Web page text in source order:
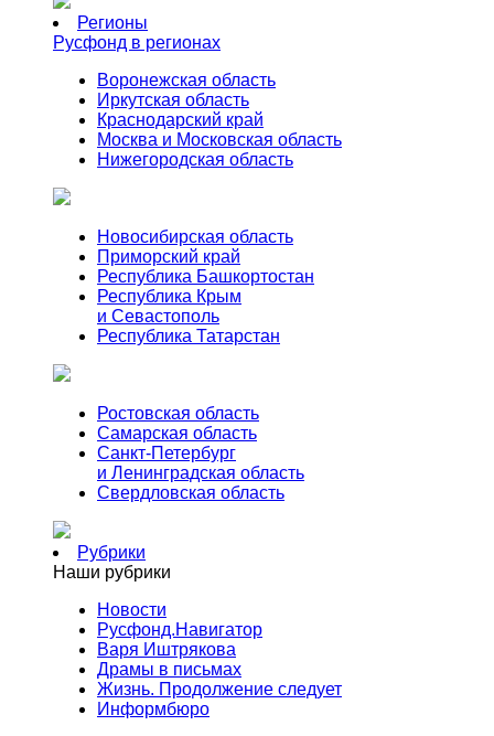
Регионы
Русфонд в регионах
Воронежская область
Иркутская область
Краснодарский край
Москва и Московская область
Нижегородская область
Новосибирская область
Приморский край
Республика Башкортостан
Республика Крым
и Севастополь
Республика Татарстан
Ростовская область
Самарская область
Санкт-Петербург
и Ленинградская область
Свердловская область
Рубрики
Наши рубрики
Новости
Русфонд.Навигатор
Варя Иштрякова
Драмы в письмах
Жизнь. Продолжение следует
Информбюро